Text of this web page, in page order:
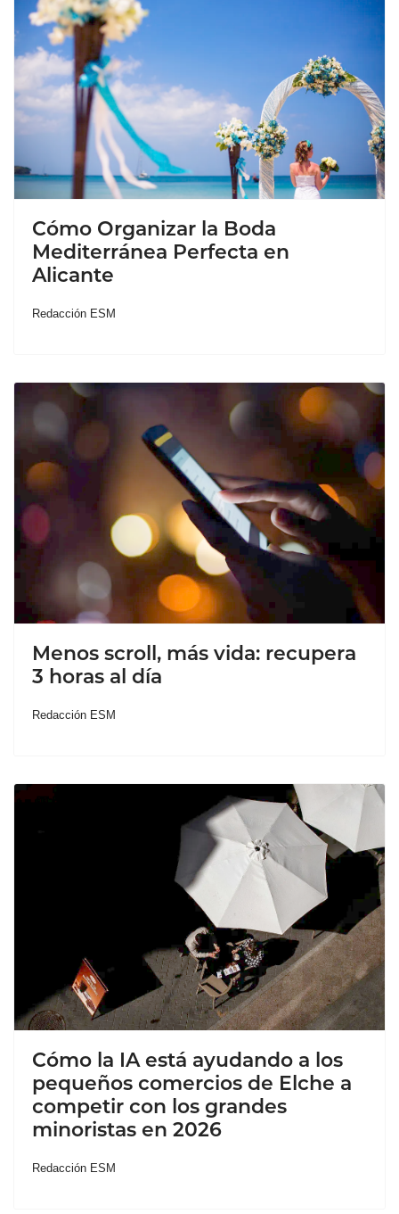
Cómo Organizar la Boda
Mediterránea Perfecta en
Alicante
Redacción ESM
Menos scroll, más vida: recupera
3 horas al día
Redacción ESM
Cómo la IA está ayudando a los
pequeños comercios de Elche a
competir con los grandes
minoristas en 2026
Redacción ESM